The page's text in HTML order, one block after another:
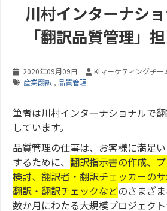
川村インターナシ
「翻訳品質管理」
2020年09月09日
KIマーケティングチー
産業翻訳 , 品質管理
筆者は川村インターナショナルで
しています。
品質管理の仕事は、お客様に満足
するために、 翻訳指示書の作成、
検討、翻訳者・翻訳チェッカーのサ
翻訳・翻訳チェックなどのさまざ
数か月にわたる大規模プロジェク